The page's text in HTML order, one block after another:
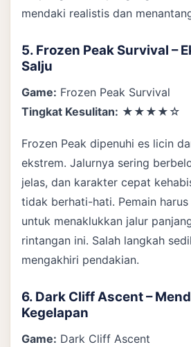
mendaki realistis dan
5. Frozen Peak Survival –
Salju
Game: Frozen Peak Survival
Tingkat Kesulitan: ★★★★☆
Frozen Peak dipenuhi es licin
ekstrem. Jalurnya sering
jelas, dan karakter cepat
tidak berhati-hati. Pemain
untuk menaklukkan jalur
rintangan ini. Salah langkah
mengakhiri pendakian.
6. Dark Cliff Ascent –
Kegelapan
Game: Dark Cliff Ascent